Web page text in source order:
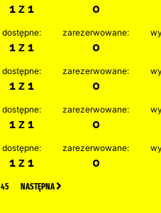
1 z 1 0
dostępne:
1 z 1
zarezerwowane:
0
dostępne:
1 z 1
zarezerwowane:
0
dostępne:
1 z 1
zarezerwowane:
0
dostępne:
1 z 1
zarezerwowane:
0
45 NASTĘPNA